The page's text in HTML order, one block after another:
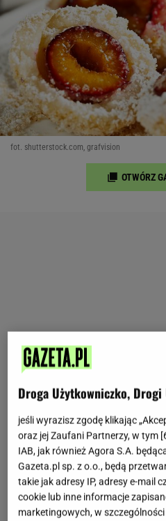
fot. shutterstock.com, grafvision
OTWÓRZ
Droga Użytkowniczko,
jeśli wyrazisz zgodę klikając
oraz jej Zaufani Partnerzy, w tym [
IAB, jak również Agora S.A.
Gazeta.pl sp. z o.o., będą
takie jak adresy IP, adresy e-mail
cookie lub inne informacje
marketingowych, w